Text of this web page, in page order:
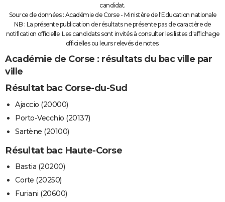
candidat.
Source de données : Académie de Corse - Ministère de l'Education nationale
NB : La présente publication de résultats ne présente pas de caractère de
notification officielle. Les candidats sont invités à consulter les listes d'affichage
officielles ou leurs relevés de notes.
Académie de Corse : résultats du bac ville par
ville
Résultat bac Corse-du-Sud
Ajaccio (20000)
Porto-Vecchio (20137)
Sartène (20100)
Résultat bac Haute-Corse
Bastia (20200)
Corte (20250)
Furiani (20600)